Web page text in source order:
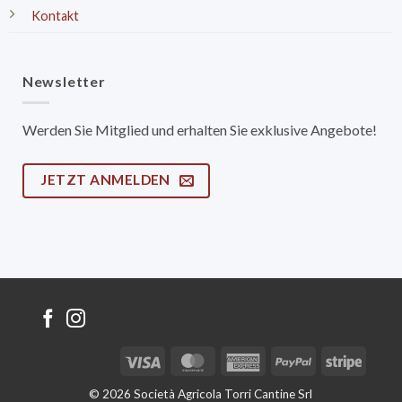
Kontakt
Newsletter
Werden Sie Mitglied und erhalten Sie exklusive Angebote!
JETZT ANMELDEN
© 2026 Società Agricola Torri Cantine Srl
Visa MasterCardAmericanPayPal Stripe